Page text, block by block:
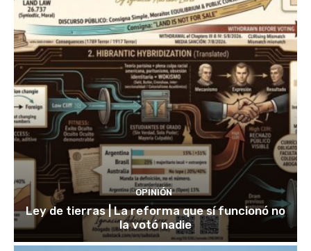
OPINIÓN
Ley de tierras | La reforma que sí funcionó no
la votó nadie